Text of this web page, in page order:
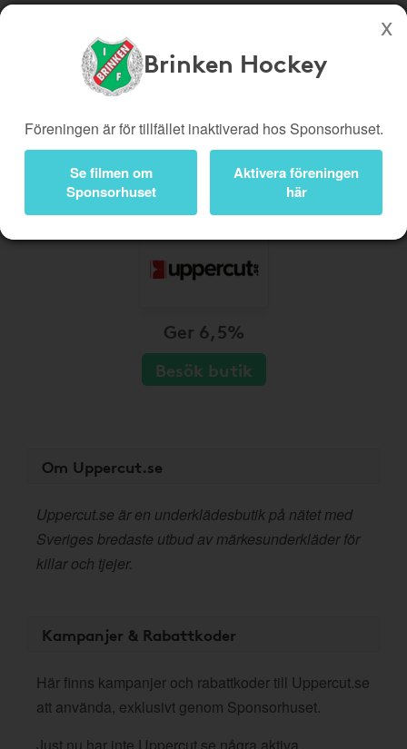
Köp genom denna sida stöttar Brinken Hockey
Presentkort
Kampanjer
Bli medlem
Logga in
Brinken Hockey
Föreningen är för tillfället inaktiverad hos Sponsorhuset.
Se filmen om
Sponsorhuset
Aktivera föreningen
här
Ger 6,5%
Besök butik
Om Uppercut.se
Uppercut.se är en underklädesbutik på nätet med
Sveriges bredaste utbud av märkesunderkläder för
killar och tjejer.
Kampanjer & Rabattkoder
Här finns kampanjer och rabattkoder till Uppercut.se
att använda, exklusivt genom Sponsorhuset.